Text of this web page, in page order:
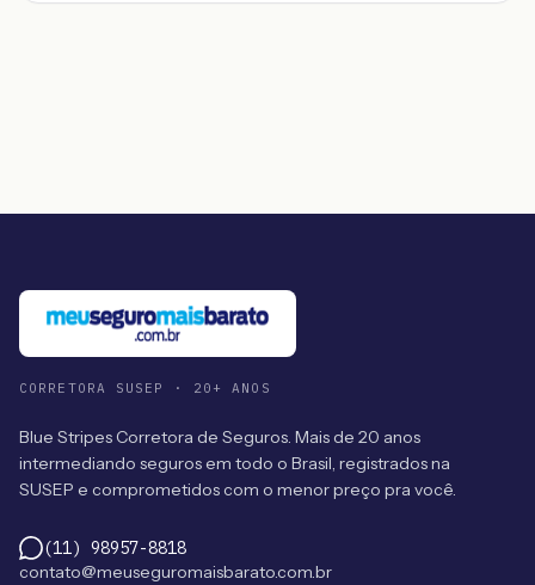
CORRETORA SUSEP · 20+ ANOS
Blue Stripes Corretora de Seguros. Mais de 20 anos
intermediando seguros em todo o Brasil, registrados na
SUSEP e comprometidos com o menor preço pra você.
(11) 98957-8818
contato@meuseguromaisbarato.com.br